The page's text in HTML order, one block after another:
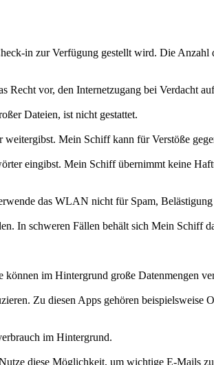
in zur Verfügung gestellt wird. Die
vor, den Internetzugang bei Verdacht
Dateien, ist nicht gestattet.
Mein Schiff kann für Verstöße
eingibst. Mein Schiff übernimmt keine
das WLAN nicht für Spam,
In schweren Fällen behält sich Mein Schiff
können im Hintergrund große Datenmengen
Zu diesen Apps gehören beispielsweise
im Hintergrund.
diese Möglichkeit, um wichtige E-Mails